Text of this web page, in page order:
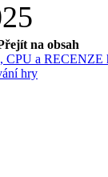
na obsah
a RECENZE
hry